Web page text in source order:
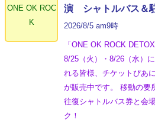
ONE OK ROC
K
演 シャトルバス＆
2026/8/5 am9時
「ONE OK ROCK
8/25（火）・8/26（水）
れる皆様、チケットぴあ
が販売中です。 移動の要
往復シャトルバス券と会
ク！